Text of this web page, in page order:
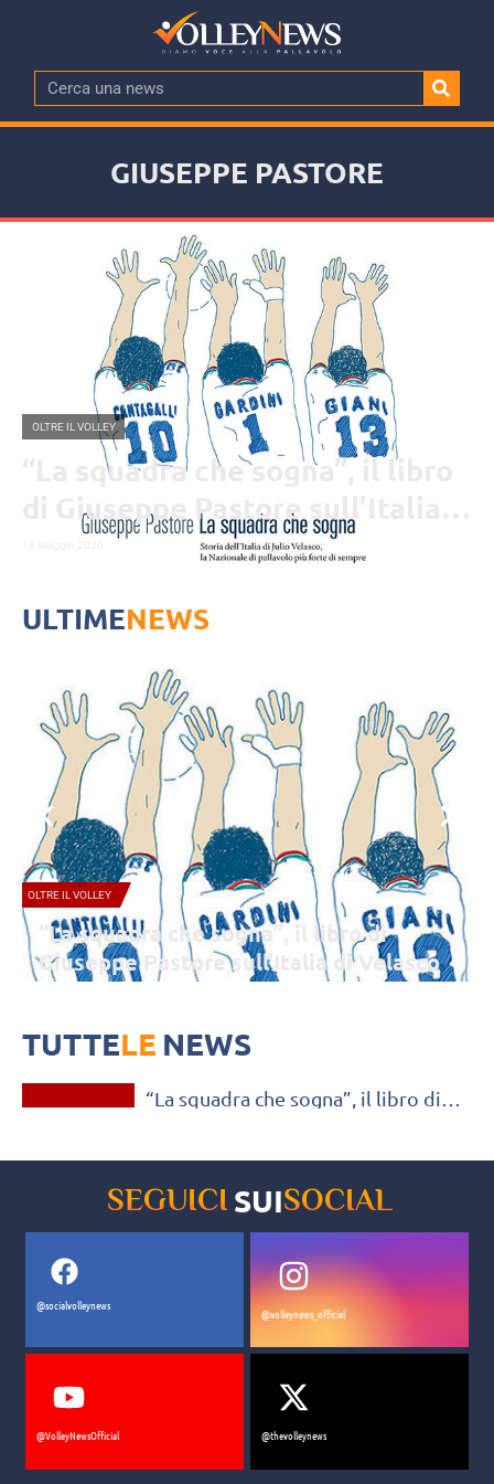
GIUSEPPE PASTORE
OLTRE IL VOLLEY
“La squadra che sogna”, il libro
di Giuseppe Pastore sull’Italia
di Velasco
ULTIMENEWS
OLTRE IL VOLLEY
“La squadra che sogna”, il libro di
Giuseppe Pastore sull’Italia di Velasco
TUTTELE NEWS
OLTRE IL VOLLEY
“La squadra che sogna”, il libro di
SEGUICI SUISOCIAL
@socialvolleynews
@volleynews_official
@VolleyNewsOfficial @thevolleynews